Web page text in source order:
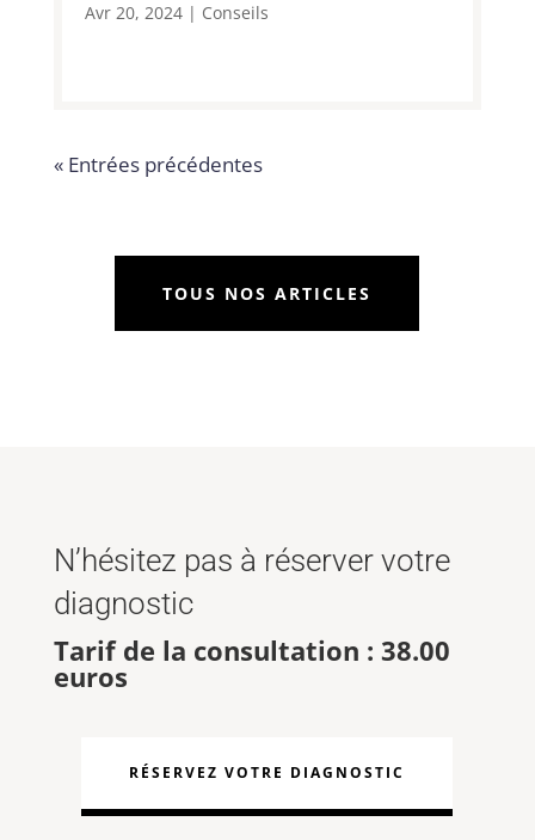
Avr 20, 2024| Conseils
« Entrées précédentes
TOUS NOS ARTICLES
N’hésitez pas à réserver votre
diagnostic
Tarif de la consultation : 38.00
euros
RÉSERVEZ VOTRE DIAGNOSTIC